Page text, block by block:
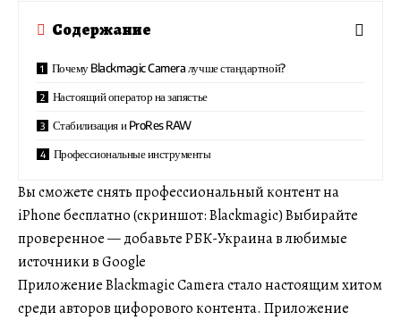
Содержание
Почему Blackmagic Camera лучше стандартной?
Настоящий оператор на запястье
Стабилизация и ProRes RAW
Профессиональные инструменты
Вы сможете снять профессиональный контент на
iPhone бесплатно (скриншот: Blackmagic) Выбирайте
проверенное — добавьте РБК-Украина в любимые
источники в Google
Приложение Blackmagic Camera стало настоящим хитом
среди авторов цифорового контента. Приложение